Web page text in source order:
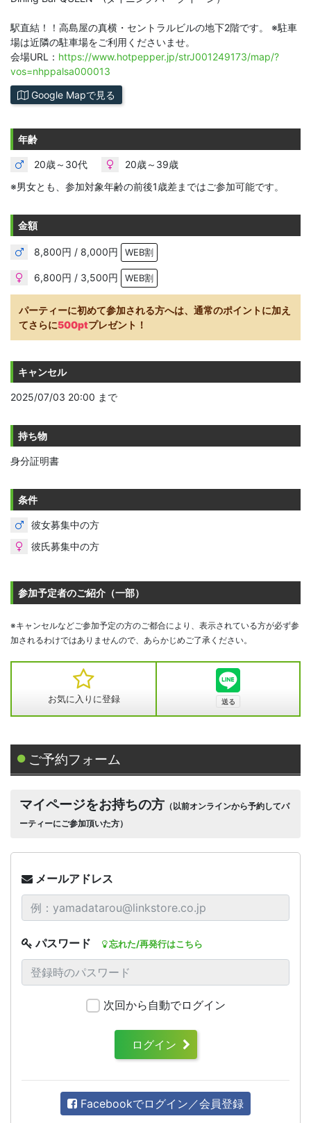
駅直結！！高島屋の真横・セントラルビルの地下2階です。 ※駐車
場は近隣の駐車場をご利用くださいませ。
会場URL： https://www.hotpepper.jp/strJ001249173/map/?
vos=nhppalsa000013
Google Mapで見る
年齢
20歳～30代
20歳～39歳
※男女とも、参加対象年齢の前後1歳差まではご参加可能です。
金額
8,800円 / 8,000円 WEB割
6,800円 / 3,500円 WEB割
パーティーに初めて参加される方へは、通常のポイントに加え
てさらに500ptプレゼント！
キャンセル
2025/07/03 20:00 まで
持ち物
身分証明書
条件
彼女募集中の方
彼氏募集中の方
参加予定者のご紹介（一部）
※キャンセルなどご参加予定の方のご都合により、表示されている方が必ず参
加されるわけではありませんので、あらかじめご了承ください。
お気に入りに登録
ご予約フォーム
マイページをお持ちの方 （以前オンラインから予約してパ
ーティーにご参加頂いた方）
メールアドレス
パスワード 忘れた/再発行はこちら
次回から自動でログイン
ログイン
Facebookでログイン／会員登録